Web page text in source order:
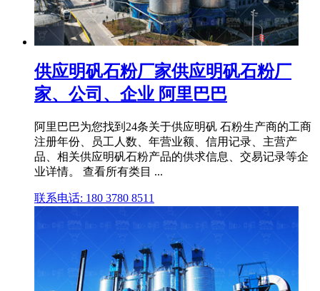
供应明矾石粉厂家供应明矾石粉厂
家、公司、企业 阿里巴巴
阿里巴巴为您找到24条关于供应明矾 石粉生产商的工商
注册年份、员工人数、年营业额、信用记录、主营产
品、相关供应明矾石粉产品的供求信息、交易记录等企
业详情。 查看所有类目 ...
联系电话: 180 3780 8511